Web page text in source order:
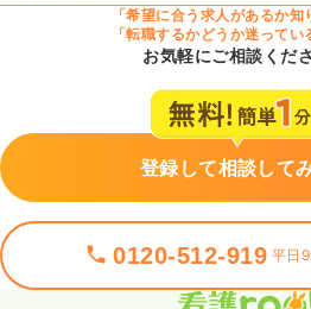
「希望に合う求人があるか知
「転職するかどうか迷ってい
お気軽にご相談くだ
登録して相談して
0120-512-919 平日